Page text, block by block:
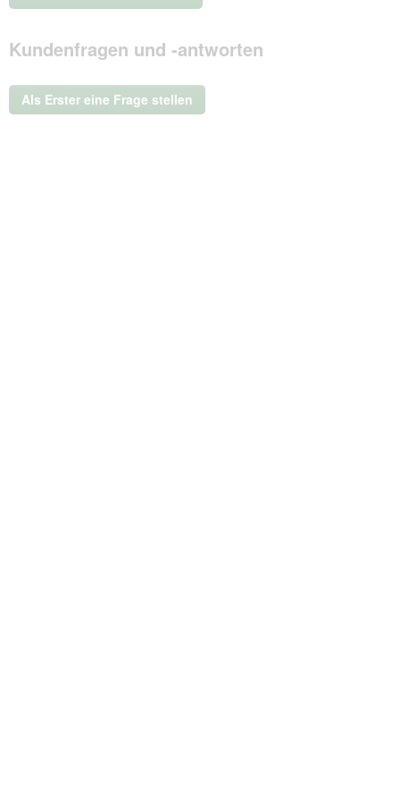
.
dieser
Aktion
ein
modales
Kundenfragen und -antworten
Als Erster eine Frage stellen